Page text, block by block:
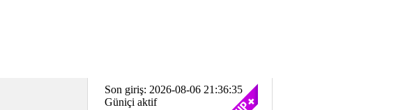
Son giriş: 2026-08-06 21:36:35
Güniçi aktif